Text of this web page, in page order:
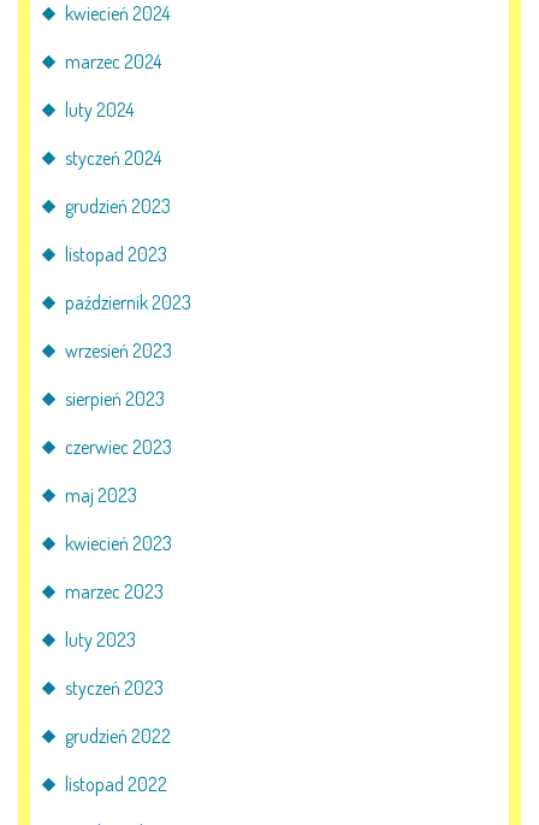
BIP
LOGOWANIE
KONTAKT
kwiecień 2024
marzec 2024
luty 2024
styczeń 2024
grudzień 2023
listopad 2023
październik 2023
wrzesień 2023
sierpień 2023
czerwiec 2023
maj 2023
kwiecień 2023
marzec 2023
luty 2023
styczeń 2023
grudzień 2022
listopad 2022